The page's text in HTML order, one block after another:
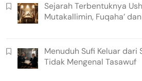
Sejarah Terbentuknya
Mutakallimin, Fuqaha’ dan
Menuduh Sufi Keluar
Tidak Mengenal Tasawuf